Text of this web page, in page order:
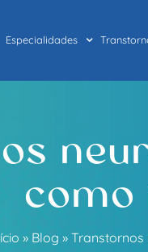
Especialidades
como
» Blog » Transtornos